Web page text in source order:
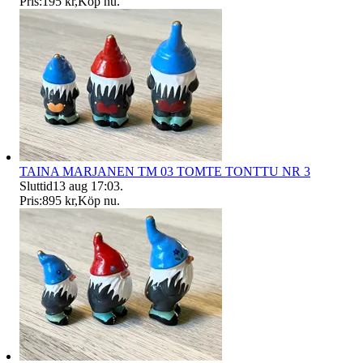
TAINA MARJANEN TM 03 TOMTE TONTTU NR 3
Sluttid13 aug 17:03.
Pris:895 kr,Köp nu.